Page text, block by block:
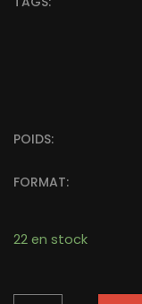
POIDS:
FORMAT:
22 en stock